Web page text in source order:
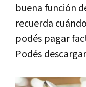
buena función
recuerda
podés pagar
Podés